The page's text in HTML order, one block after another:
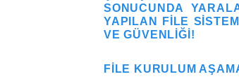
SONUCUNDA
YAPILAN FILE
VE GÜVENLIĞI!
FILE KURULUM